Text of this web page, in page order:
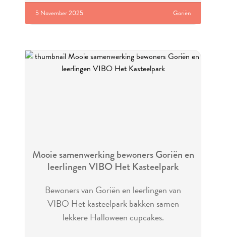
5 November 2025 Goriën
Mooie samenwerking bewoners Goriën en
leerlingen VIBO Het Kasteelpark
Bewoners van Goriën en leerlingen van
VIBO Het kasteelpark bakken samen
lekkere Halloween cupcakes.